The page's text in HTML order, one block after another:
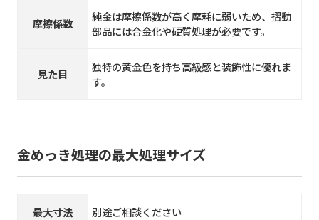
摩擦係数
純金は摩擦係数が高く摩耗に弱いため、摺動
部品には合金化や硬質処理が必要です。
見た目
独特の黄金色を持ち高級感と装飾性に優れま
す。
金めっき処理の最大処理サイズ
最大寸法 別途ご相談ください